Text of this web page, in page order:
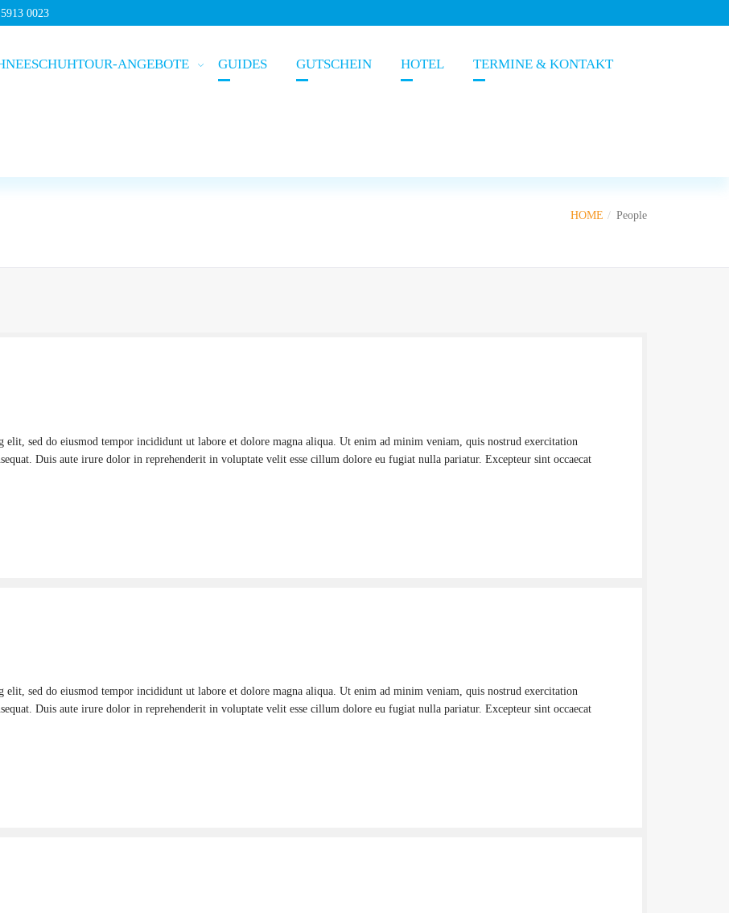
0023
ANGEBOTE GUIDES GUTSCHEIN HOTEL TERMINE & KONTAKT
HOME People
elit, sed do eiusmod tempor incididunt ut labore et dolore magna aliqua. Ut enim ad minim veniam, quis nostrud exercitation
Duis aute irure dolor in reprehenderit in voluptate velit esse cillum dolore eu fugiat nulla pariatur. Excepteur sint occaecat
elit, sed do eiusmod tempor incididunt ut labore et dolore magna aliqua. Ut enim ad minim veniam, quis nostrud exercitation
Duis aute irure dolor in reprehenderit in voluptate velit esse cillum dolore eu fugiat nulla pariatur. Excepteur sint occaecat